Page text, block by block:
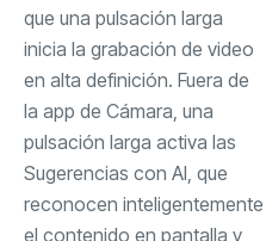
que una pulsación larga
inicia la grabación de video
en alta definición. Fuera de
la app de Cámara, una
pulsación larga activa las
Sugerencias con AI, que
reconocen inteligentemente
el contenido en pantalla y